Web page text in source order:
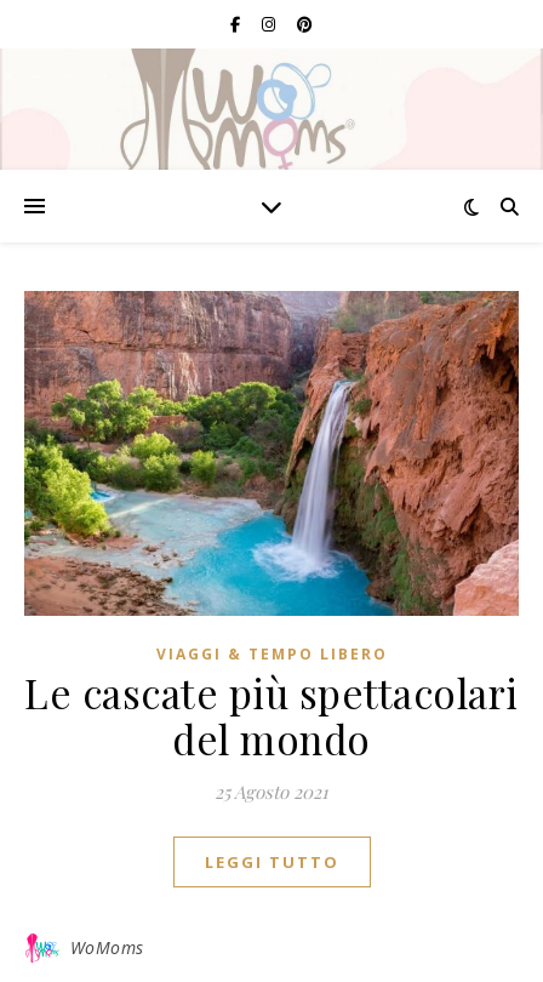
VIAGGI & TEMPO LIBERO
Le cascate più spettacolari
del mondo
25 Agosto 2021
LEGGI TUTTO
WoMoms